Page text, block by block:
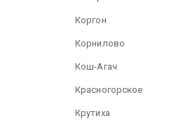
Коргон
Корнилово
Кош-Агач
Красногорское
Крутиха